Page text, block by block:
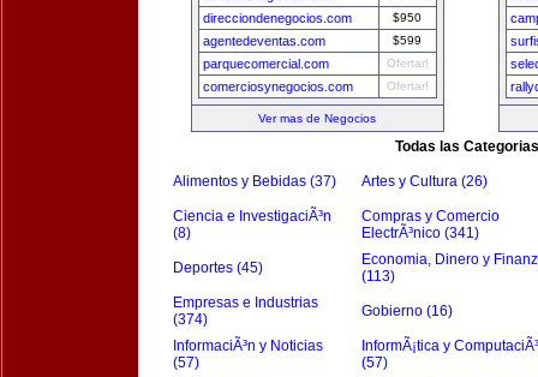
direcciondenegocios.com $950
agentedeventas.com $599
parquecomercial.com Ofertar!
comerciosynegocios.com Ofertar!
Ver mas de Negocios
Todas las Categorias
Alimentos y Bebidas (37) Artes y Cultura (26)
Ciencia e InvestigaciÃ³n
(8)
Compras y Comercio
ElectrÃ³nico (341)
Deportes (45)
Economia, Dinero y
(113)
Empresas e Industrias
(374)
Gobierno (16)
InformaciÃ³n y Noticias
(57)
InformÃ¡tica y
(57)